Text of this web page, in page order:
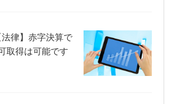
律】赤字決算で
取得は可能です